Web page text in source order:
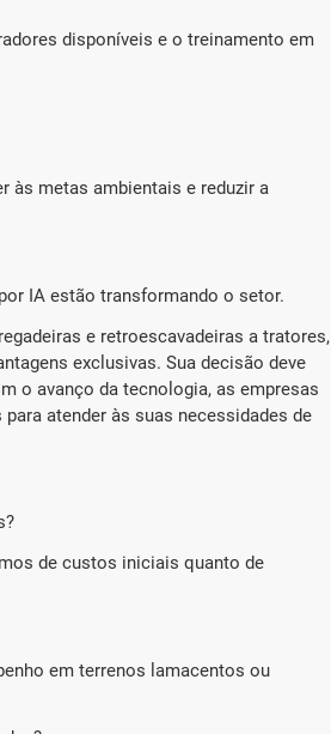
disponíveis e o treinamento em
às metas ambientais e reduzir a
IA estão transformando o setor.
e retroescavadeiras a tratores,
exclusivas. Sua decisão deve
o avanço da tecnologia, as empresas
atender às suas necessidades de
de custos iniciais quanto de
em terrenos lamacentos ou